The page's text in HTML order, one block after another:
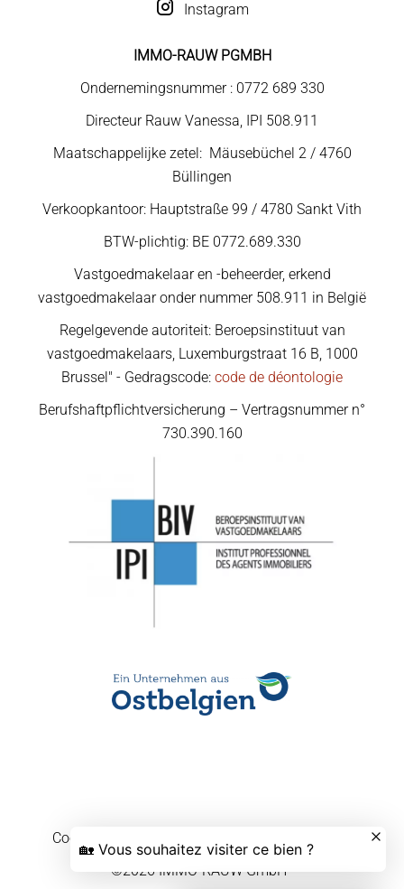
Instagram
IMMO-RAUW PGMBH
Ondernemingsnummer : 0772 689 330
Directeur Rauw Vanessa, IPI 508.911
Maatschappelijke zetel: Mäusebüchel 2 / 4760
Büllingen
Verkoopkantoor: Hauptstraße 99 / 4780 Sankt Vith
BTW-plichtig: BE 0772.689.330
Vastgoedmakelaar en -beheerder, erkend
vastgoedmakelaar onder nummer 508.911 in België
Regelgevende autoriteit: Beroepsinstituut van
vastgoedmakelaars, Luxemburgstraat 16 B, 1000
Brussel" - Gedragscode: code de déontologie
Berufshaftpflichtversicherung – Vertragsnummer n°
730.390.160
Cookievoorkeuren wijzigen
©2026 IMMO-RAUW GmbH